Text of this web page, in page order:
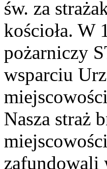
św. za
kościoła. W
pożarniczy
wsparciu
Nasza straż
zafundowali